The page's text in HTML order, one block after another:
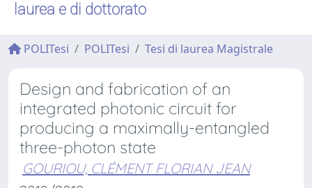
laurea e di dottorato
POLITesi POLITesi Tesi di laurea Magistrale
Design and fabrication of an
integrated photonic circuit for
producing a maximally-entangled
three-photon state
GOURIOU, CLÉMENT FLORIAN JEAN